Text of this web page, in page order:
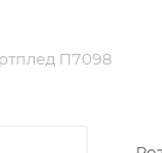
П7098